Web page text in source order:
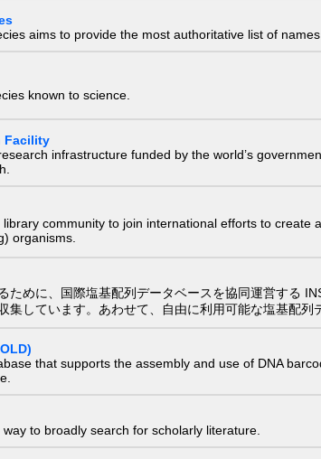
aims to provide the most authoritative list of
known to science.
Facility
infrastructure funded by the world’s
community to join international efforts to
organisms.
ために、国際塩基配列データベースを協同運営する
集しています。あわせて、自由に利用可能な塩基配列
that supports the assembly and use of DNA
to broadly search for scholarly literature.